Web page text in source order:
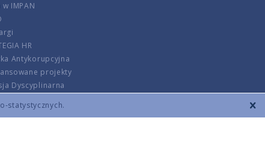
statystycznych.
IMPAN
HR
Antykorupcyjna
projekty
Dyscyplinarna
opłat